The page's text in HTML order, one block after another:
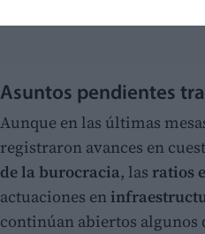
Asuntos pendientes
Aunque en las últimas
registraron avances en
de la burocracia, las ratios
actuaciones en
continúan abiertos